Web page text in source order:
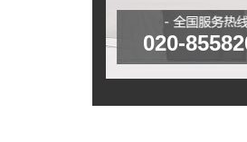
020-